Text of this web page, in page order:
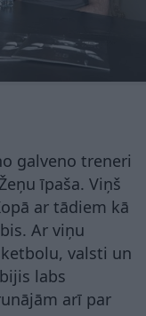
galveno treneri
īpaša. Viņš
ar tādiem kā
Ar viņu
valsti un
labs
arī par